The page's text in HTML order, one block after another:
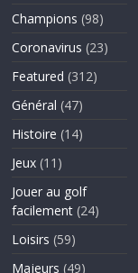
Champions (98)
Coronavirus (23)
Featured (312)
Général (47)
Histoire (14)
Jeux (11)
Jouer au golf
facilement (24)
Loisirs (59)
Majeurs (49)